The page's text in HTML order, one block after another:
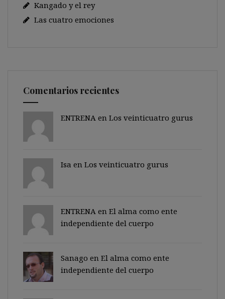
Kangado y el rey
Las cuatro emociones
Comentarios recientes
ENTRENA en Los veinticuatro gurus
Isa en Los veinticuatro gurus
ENTRENA en El alma como ente
independiente del cuerpo
Sanago en El alma como ente
independiente del cuerpo